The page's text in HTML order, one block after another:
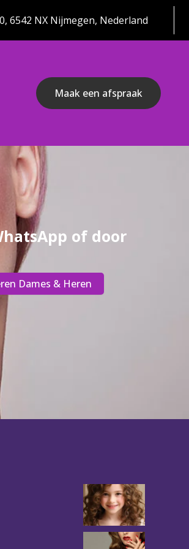
6542 NX Nijmegen, Nederland
Maak een afspraak
of door
Dames & Heren